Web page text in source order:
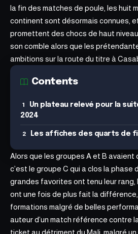
la fin des matches de poule, les huit
continent sont désormais connues,
promettent des chocs de haut
son comble alors que les
ambitions sur la route du titre à
Contents
Un plateau relevé pour la
2024
Les affiches des quarts de
Alors que les groupes A et B avaient
c’est le groupe C qui a clos la phase
grandes favorites ont tenu leur
ont une fois de plus fait la
formations malgré de belles
auteur d’un match référence contre
ticket au détriment du Mali, malgré